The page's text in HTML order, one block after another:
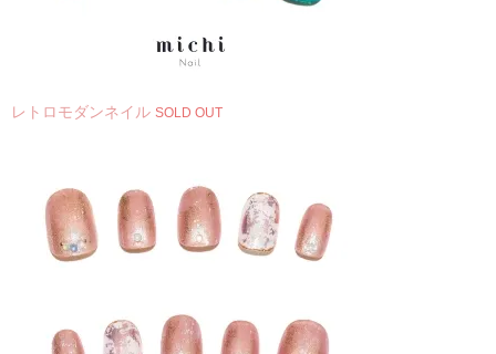
レトロモダンネイル SOLD OUT